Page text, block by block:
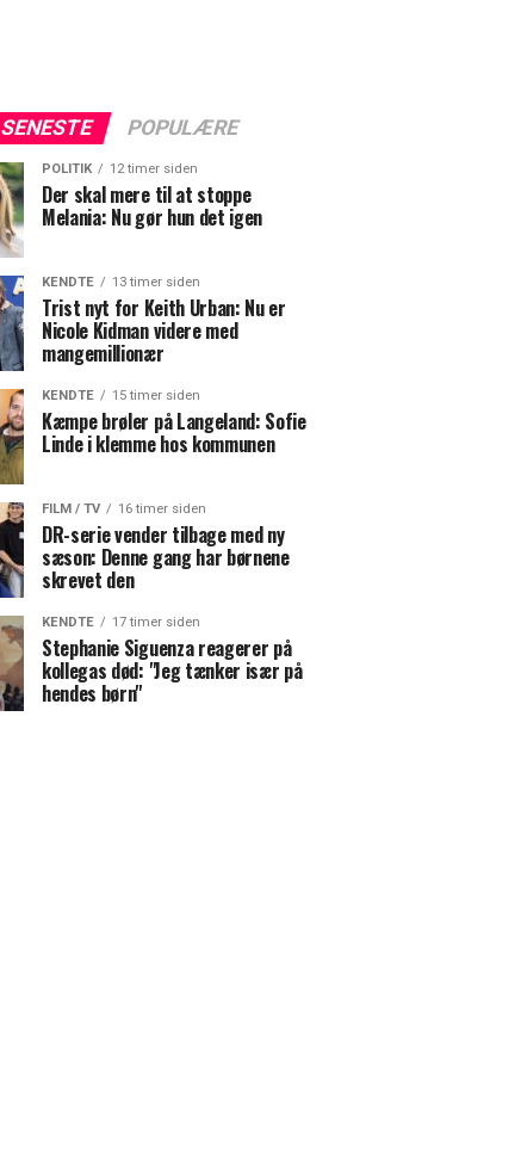
SENESTE POPULÆRE
POLITIK 12 timer siden
Der skal mere til at stoppe
Melania: Nu gør hun det igen
KENDTE 13 timer siden
Trist nyt for Keith Urban: Nu er
Nicole Kidman videre med
mangemillionær
KENDTE 15 timer siden
Kæmpe brøler på Langeland: Sofie
Linde i klemme hos kommunen
FILM / TV 16 timer siden
DR-serie vender tilbage med ny
sæson: Denne gang har børnene
skrevet den
KENDTE 17 timer siden
Stephanie Siguenza reagerer på
kollegas død: "Jeg tænker især på
hendes børn"